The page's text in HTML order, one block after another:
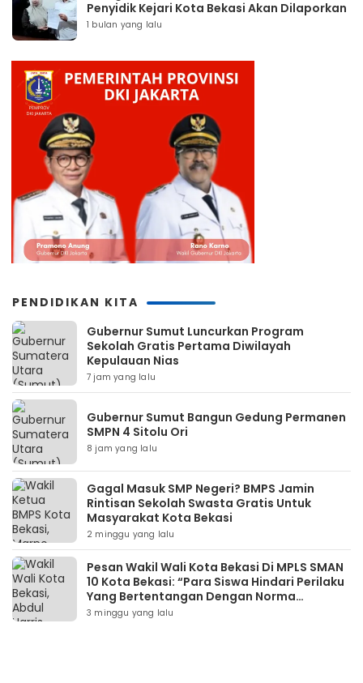
Penyidik Kejari Kota Bekasi Akan Dilaporkan
1 bulan yang lalu
PENDIDIKAN KITA
Gubernur Sumut Luncurkan Program
Sekolah Gratis Pertama Diwilayah
Kepulauan Nias
7 jam yang lalu
Gubernur Sumut Bangun Gedung Permanen
SMPN 4 Sitolu Ori
8 jam yang lalu
Gagal Masuk SMP Negeri? BMPS Jamin
Rintisan Sekolah Swasta Gratis Untuk
Masyarakat Kota Bekasi
2 minggu yang lalu
Pesan Wakil Wali Kota Bekasi Di MPLS SMAN
10 Kota Bekasi: “Para Siswa Hindari Perilaku
Yang Bertentangan Dengan Norma
Masyarakat Maupun Agama”
3 minggu yang lalu